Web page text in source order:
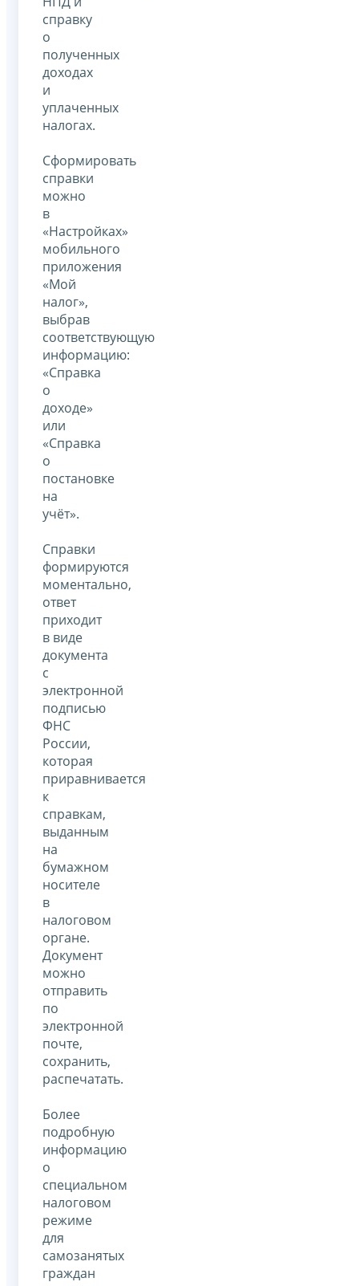
справку
о
полученных
доходах
и
уплаченных
налогах.
Сформировать
справки
можно
в
«Настройках»
мобильного
приложения
«Мой
налог»,
выбрав
соответствующую
информацию:
«Справка
о
доходе»
или
«Справка
о
постановке
на
учёт».
Справки
формируются
моментально,
ответ
приходит
в виде
документа
с
электронной
подписью
ФНС
России,
которая
приравнивается
к
справкам,
выданным
на
бумажном
носителе
в
налоговом
органе.
Документ
можно
отправить
по
электронной
почте,
сохранить,
распечатать.
Более
подробную
информацию
о
специальном
налоговом
режиме
для
самозанятых
граждан